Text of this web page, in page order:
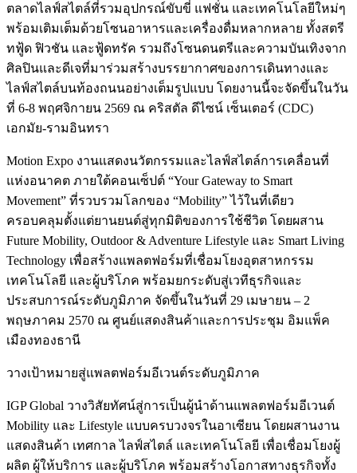
ตลาดไลฟ์สไตล์ที่รวมอุปกรณ์ขับขี่ แฟชั่น และเทคโนโลยีใหม่ๆ
พร้อมเติมเต็มด้วยโซนอาหารและเครื่องดื่มหลากหลาย ทั้งสตรี
ทฟู้ด ฟิวชัน และฟู้ดทรัค รวมถึงโซนดนตรีและความบันเทิงจาก
ศิลปินและดีเจที่มาร่วมสร้างบรรยากาศของการเดินทางและ
ไลฟ์สไตล์บนท้องถนนอย่างเต็มรูปแบบ โดยงานนี้จะจัดขึ้นในวัน
ที่ 6-8 พฤศจิกายน 2569 ณ คริสตัล ดีไซน์ เซ็นเตอร์ (CDC)
เอกมัย-รามอินทรา
Motion Expo งานแสดงนวัตกรรมและไลฟ์สไตล์การเคลื่อนที่
แห่งอนาคต ภายใต้คอนเซ็ปต์ “Your Gateway to Smart
Movement” ที่รวบรวมโลกของ “Mobility” ไว้ในที่เดียว
ครอบคลุมตั้งแต่ยานยนต์สู่ทุกมิติของการใช้ชีวิต โดยผสาน
Future Mobility, Outdoor & Adventure Lifestyle และ Smart Living
Technology เพื่อสร้างแพลตฟอร์มที่เชื่อมโยงอุตสาหกรรม
เทคโนโลยี และผู้บริโภค พร้อมยกระดับสู่เวทีธุรกิจและ
ประสบการณ์ระดับภูมิภาค จัดขึ้นในวันที่ 29 เมษายน – 2
พฤษภาคม 2570 ณ ศูนย์แสดงสินค้าและการประชุม อิมแพ็ค
เมืองทองธานี
วางเป้าหมายสู่แพลตฟอร์มอีเวนต์ระดับภูมิภาค
IGP Global วางวิสัยทัศน์สู่การเป็นผู้นำด้านแพลตฟอร์มอีเวนต์
Mobility และ Lifestyle แบบครบวงจรในอาเซียน โดยผสานงาน
แสดงสินค้า เทศกาล ไลฟ์สไตล์ และเทคโนโลยี เพื่อเชื่อมโยงผู้
ผลิต ผู้ให้บริการ และผู้บริโภค พร้อมสร้างโอกาสทางธุรกิจทั้ง